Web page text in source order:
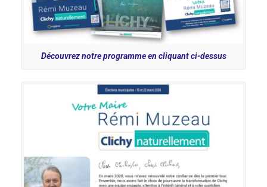
Découvrez notre programme en cliquant ci-dessus